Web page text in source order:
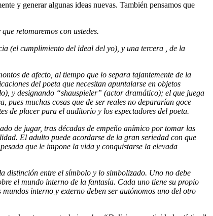
y generar algunas ideas nuevas. También pensamos que
retomaremos con ustedes.
(el cumplimiento del ideal del yo), y una tercera , de la
de afecto, al tiempo que lo separa tajantemente de la
del poeta que necesitan apuntalarse en objetos
y designando “shauspieler” (actor dramático); el que juega
muchas cosas que de ser reales no depararían goce
de placer para el auditorio y los espectadores del poeta.
de jugar, tras décadas de empeño anímico por tomar las
El adulto puede acordarse de la gran seriedad con que
que le impone la vida y conquistarse la elevada
distinción entre el símbolo y lo simbolizado. Uno no debe
el mundo interno de la fantasía. Cada uno tiene su propio
interno y externo deben ser autónomos uno del otro